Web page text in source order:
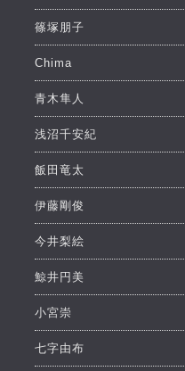
篠塚朋子
Chima
青木隼人
浅沼千安紀
飯田竜太
伊藤剛俊
今井梨絵
鯨井円美
小宮崇
七字由布